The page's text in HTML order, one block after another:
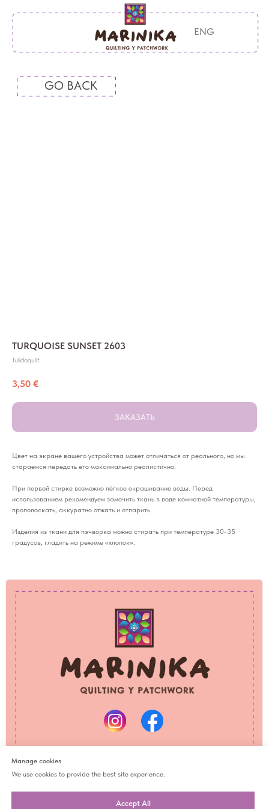
TURQUOISE SUNSET 2603
Julidoquilt
3,50 €
ЗАКАЗАТЬ
Цвет на экране вашего устройства может отличаться от реального, но мы
стараемся передать его максимально реалистично.
При первой стирке возможно лёгкое окрашивание воды. Перед
использованием рекомендуем замочить ткань в воде комнатной температуры,
прополоскать, аккуратно отжать и отпарить.
Изделия из ткани для пэчворка можно стирать при температуре 30-35
градусов, гладить на режиме «хлопок».
Manage cookies
We use cookies to provide the best site experience.
Accept All
REFUND POLICY
© 2025 Marinika
All rights reserved